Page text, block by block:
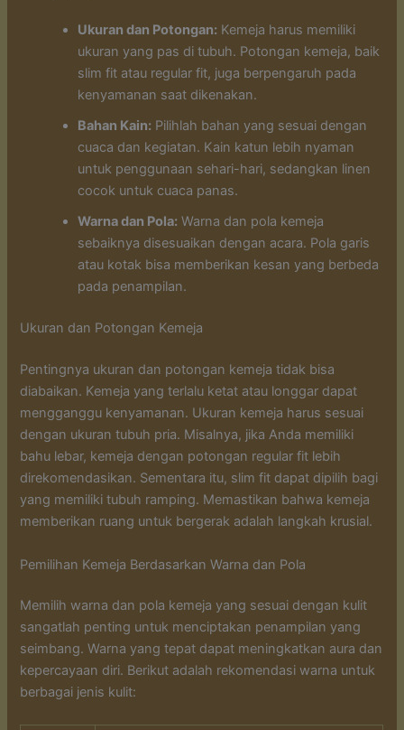
Ukuran dan Potongan: Kemeja harus memiliki
ukuran yang pas di tubuh. Potongan kemeja, baik
slim fit atau regular fit, juga berpengaruh pada
kenyamanan saat dikenakan.
Bahan Kain: Pilihlah bahan yang sesuai dengan
cuaca dan kegiatan. Kain katun lebih nyaman
untuk penggunaan sehari-hari, sedangkan linen
cocok untuk cuaca panas.
Warna dan Pola: Warna dan pola kemeja
sebaiknya disesuaikan dengan acara. Pola garis
atau kotak bisa memberikan kesan yang berbeda
pada penampilan.
Ukuran dan Potongan Kemeja
Pentingnya ukuran dan potongan kemeja tidak bisa
diabaikan. Kemeja yang terlalu ketat atau longgar dapat
mengganggu kenyamanan. Ukuran kemeja harus sesuai
dengan ukuran tubuh pria. Misalnya, jika Anda memiliki
bahu lebar, kemeja dengan potongan regular fit lebih
direkomendasikan. Sementara itu, slim fit dapat dipilih bagi
yang memiliki tubuh ramping. Memastikan bahwa kemeja
memberikan ruang untuk bergerak adalah langkah krusial.
Pemilihan Kemeja Berdasarkan Warna dan Pola
Memilih warna dan pola kemeja yang sesuai dengan kulit
sangatlah penting untuk menciptakan penampilan yang
seimbang. Warna yang tepat dapat meningkatkan aura dan
kepercayaan diri. Berikut adalah rekomendasi warna untuk
berbagai jenis kulit: